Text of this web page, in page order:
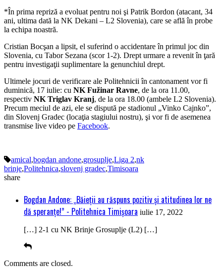
*În prima repriză a evoluat pentru noi şi Patrik Bordon (atacant, 34
ani, ultima dată la NK Dekani – L2 Slovenia), care se află în probe
la echipa noastră.
Cristian Bocşan a lipsit, el suferind o accidentare în primul joc din
Slovenia, cu Tabor Sezana (scor 1-2). Drept urmare a revenit în ţară
pentru investigaţii suplimentare la genunchiul drept.
Ultimele jocuri de verificare ale Politehnicii în cantonament vor fi
duminică, 17 iulie: cu NK Fužinar Ravne, de la ora 11.00,
respectiv NK Triglav Kranj, de la ora 18.00 (ambele L2 Slovenia).
Precum meciul de azi, ele se dispută pe stadionul „Vinko Cajnko”,
din Slovenj Gradec (locaţia stagiului nostru), şi vor fi de asemenea
transmise live video pe Facebook.
amical,bogdan andone,grosuplje,Liga 2,nk
brinje,Politehnica,slovenj gradec,Timisoara
share
Bogdan Andone: „Băieţii au răspuns pozitiv şi atitudinea lor ne
dă speranţe!” - Politehnica Timișoara iulie 17, 2022
[…] 2-1 cu NK Brinje Grosuplje (L2) […]
Comments are closed.